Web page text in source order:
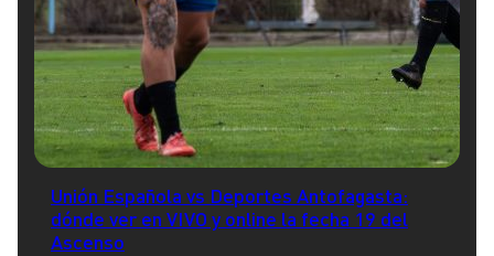
Unión Española vs Deportes Antofagasta:
dónde ver en VIVO y online la fecha 19 del
Ascenso